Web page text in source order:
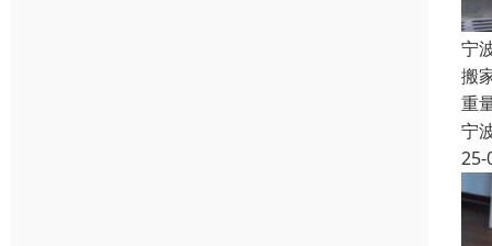
宁
搬
重
宁
25-